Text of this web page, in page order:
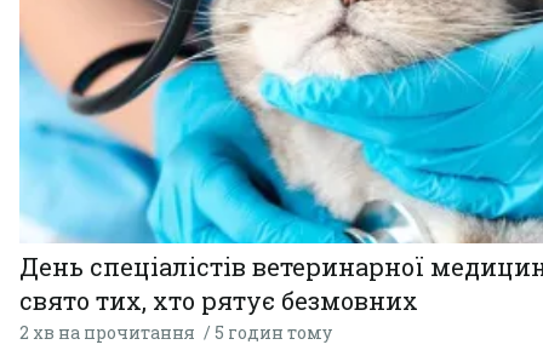
День спеціалістів ветеринарної
свято тих, хто рятує безмовних
2 хв на прочитання 5 годин тому